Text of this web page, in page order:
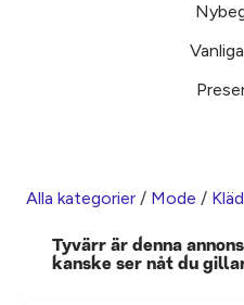
Alla kategorier / Mode /
Tyvärr är denna
kanske ser nåt du